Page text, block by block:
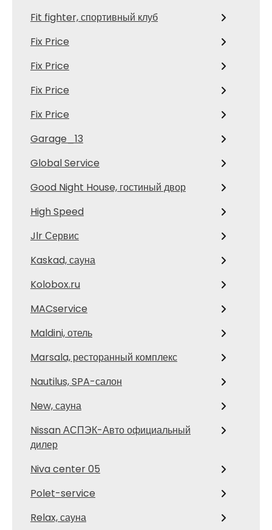
Fit fighter, спортивный клуб
Fix Price
Fix Price
Fix Price
Fix Price
Garage_13
Global Service
Good Night House, гостиный двор
High Speed
Jlr Сервис
Kaskad, сауна
Kolobox.ru
MACservice
Maldini, отель
Marsala, ресторанный комплекс
Nautilus, SPA-салон
New, сауна
Nissan АСПЭК-Авто официальный
дилер
Niva center 05
Polet-service
Relax, сауна